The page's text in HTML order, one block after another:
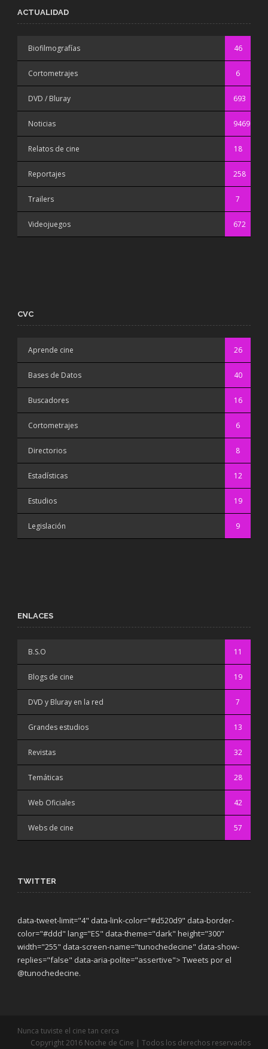
ACTUALIDAD
Biofilmografías 46
Cortometrajes 6
DVD / Bluray 693
Noticias 9469
Relatos de cine 18
Reportajes 258
Trailers 7
Videojuegos 672
CVC
Aprende cine 26
Bases de Datos 40
Buscadores 16
Cortometrajes 6
Directorios 8
Estadísticas 12
Estudios 19
Legislación 9
ENLACES
B.S.O 11
Blogs de cine 19
DVD y Bluray en la red 7
Grandes estudios 13
Revistas 32
Temáticas 28
Web Oficiales 42
Webs de cine 57
TWITTER
data-tweet-limit="4" data-link-color="#d520d9" data-border-
color="#ddd" lang="ES" data-theme="dark" height="300"
width="255" data-screen-name="tunochedecine" data-show-
replies="false" data-aria-polite="assertive"> Tweets por el
@tunochedecine.
Nunca tuviste el cine tan cerca
Copyright 2016 Noche de Cine | Todos los derechos reservados